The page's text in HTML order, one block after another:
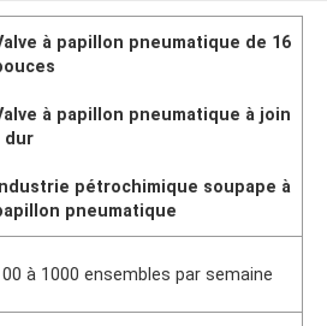
à papillon pneumatique de 16
à papillon pneumatique à join
dur
pétrochimique soupape à
pneumatique
à 1000 ensembles par semaine